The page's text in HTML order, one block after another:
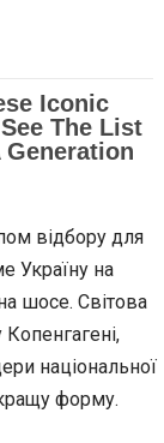
відбору для
Україну на
шосе. Світова
національної
форму.